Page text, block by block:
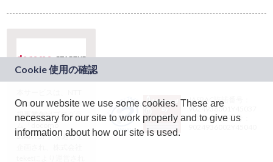
ドコモグループの新
規事業創出プログラ
ム「docomo
STARTUP」を通じて
JASRAC許諾番号：
9024936001Y45037
JASRAC許諾番号：
On our website we use some cookies. These are
necessary for our site to work properly and to give us
information about how our site is used.